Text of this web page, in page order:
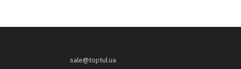
sale@toptul.ua